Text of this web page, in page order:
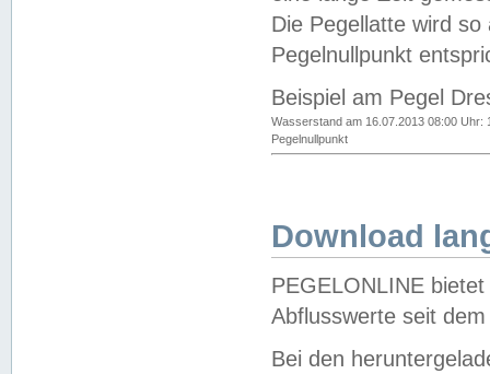
Die Pegellatte wird
Pegelnullpunkt
Beispiel am Pegel
Wasserstand am 16.07.2013 08:00 Uhr:
Pegelnullpunkt
Download
PEGELONLINE
Abflusswerte seit
Bei den